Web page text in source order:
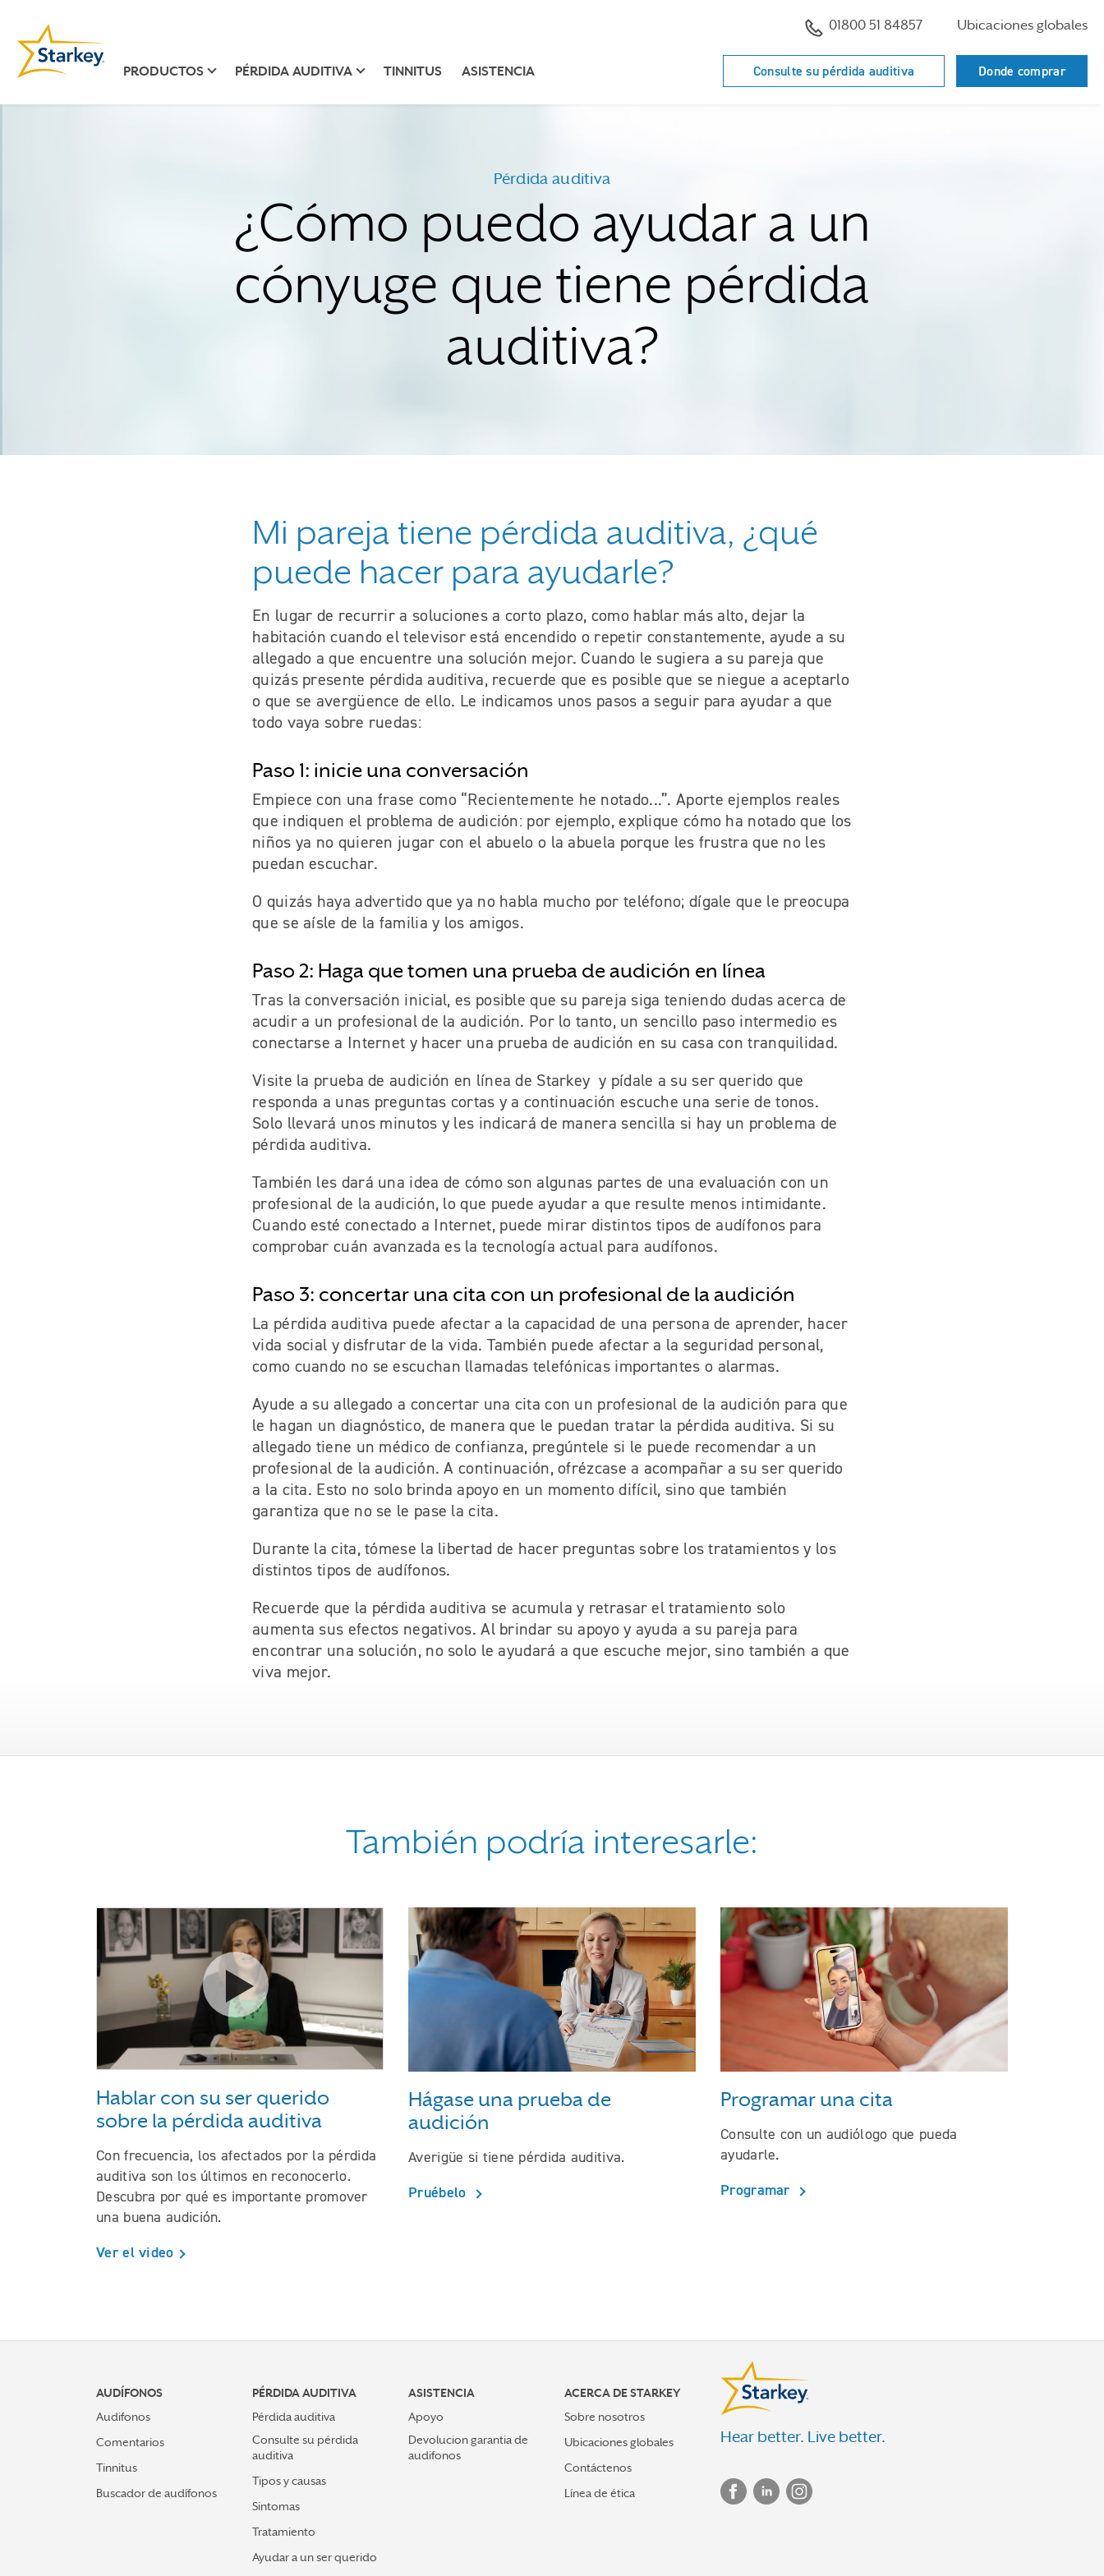
01800 51 84857 Ubicaciones globales
PRODUCTOS PÉRDIDA AUDITIVA TINNITUS ASISTENCIA Consulte su pérdida auditiva Donde comprar
Pérdida auditiva
¿Cómo puedo ayudar a un
cónyuge que tiene pérdida
auditiva?
Mi pareja tiene pérdida auditiva, ¿qué
puede hacer para ayudarle?
En lugar de recurrir a soluciones a corto plazo, como hablar más alto, dejar la
habitación cuando el televisor está encendido o repetir constantemente, ayude a su
allegado a que encuentre una solución mejor. Cuando le sugiera a su pareja que
quizás presente pérdida auditiva, recuerde que es posible que se niegue a aceptarlo
o que se avergüence de ello. Le indicamos unos pasos a seguir para ayudar a que
todo vaya sobre ruedas:
Paso 1: inicie una conversación
Empiece con una frase como “Recientemente he notado...”. Aporte ejemplos reales
que indiquen el problema de audición: por ejemplo, explique cómo ha notado que los
niños ya no quieren jugar con el abuelo o la abuela porque les frustra que no les
puedan escuchar.
O quizás haya advertido que ya no habla mucho por teléfono; dígale que le preocupa
que se aísle de la familia y los amigos.
Paso 2: Haga que tomen una prueba de audición en línea
Tras la conversación inicial, es posible que su pareja siga teniendo dudas acerca de
acudir a un profesional de la audición. Por lo tanto, un sencillo paso intermedio es
conectarse a Internet y hacer una prueba de audición en su casa con tranquilidad.
Visite la prueba de audición en línea de Starkey y pídale a su ser querido que
responda a unas preguntas cortas y a continuación escuche una serie de tonos.
Solo llevará unos minutos y les indicará de manera sencilla si hay un problema de
pérdida auditiva.
También les dará una idea de cómo son algunas partes de una evaluación con un
profesional de la audición, lo que puede ayudar a que resulte menos intimidante.
Cuando esté conectado a Internet, puede mirar distintos tipos de audífonos para
comprobar cuán avanzada es la tecnología actual para audífonos.
Paso 3: concertar una cita con un profesional de la audición
La pérdida auditiva puede afectar a la capacidad de una persona de aprender, hacer
vida social y disfrutar de la vida. También puede afectar a la seguridad personal,
como cuando no se escuchan llamadas telefónicas importantes o alarmas.
Ayude a su allegado a concertar una cita con un profesional de la audición para que
le hagan un diagnóstico, de manera que le puedan tratar la pérdida auditiva. Si su
allegado tiene un médico de confianza, pregúntele si le puede recomendar a un
profesional de la audición. A continuación, ofrézcase a acompañar a su ser querido
a la cita. Esto no solo brinda apoyo en un momento difícil, sino que también
garantiza que no se le pase la cita.
Durante la cita, tómese la libertad de hacer preguntas sobre los tratamientos y los
distintos tipos de audífonos.
Recuerde que la pérdida auditiva se acumula y retrasar el tratamiento solo
aumenta sus efectos negativos. Al brindar su apoyo y ayuda a su pareja para
encontrar una solución, no solo le ayudará a que escuche mejor, sino también a que
viva mejor.
También podría interesarle:
Ver el video Hablar con su ser querido sobre la pérdida auditiva
Hablar con su ser querido
sobre la pérdida auditiva
Con frecuencia, los afectados por la pérdida
auditiva son los últimos en reconocerlo.
Descubra por qué es importante promover
una buena audición.
Ver el video
Hágase una prueba de
audición
Averigüe si tiene pérdida auditiva.
Pruébelo
Programar una cita
Consulte con un audiólogo que pueda
ayudarle.
Programar
AUDÍFONOS
Audifonos
Comentarios
Tinnitus
Buscador de audífonos
PÉRDIDA AUDITIVA
Pérdida auditiva
Consulte su pérdida
auditiva
Tipos y causas
Sintomas
Tratamiento
Ayudar a un ser querido
ASISTENCIA
Apoyo
Devolucion garantia de
audifonos
ACERCA DE STARKEY
Sobre nosotros
Ubicaciones globales
Contáctenos
Línea de ética
Hear better. Live better.